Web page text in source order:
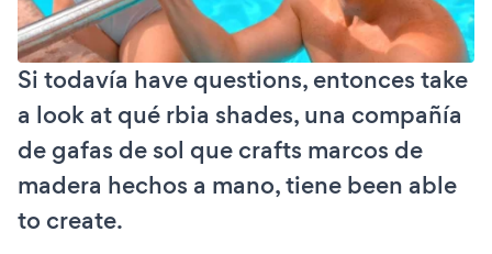
Si todavía have questions, entonces take
a look at qué rbia shades, una compañía
de gafas de sol que crafts marcos de
madera hechos a mano, tiene been able
to create.